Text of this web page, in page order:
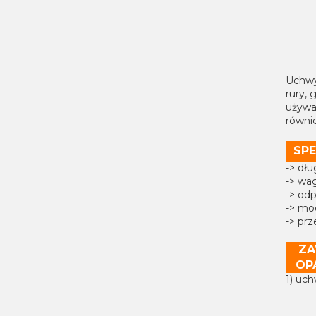
rury,
->
->
->
->
->
1)